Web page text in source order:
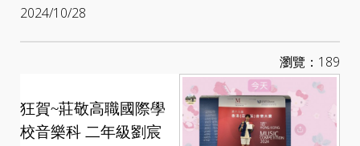
2024/10/28
瀏覽：189
狂賀~莊敬高職國際學
校音樂科 二年級劉宸